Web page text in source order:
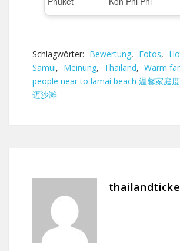
Schlagwörter: Bewertung, Fotos,
Samui, Meinung, Thailand, Warm
people near to lamai beach 温馨家庭
迈沙滩